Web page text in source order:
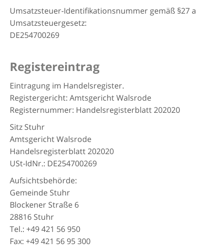
Umsatzsteuer-Identifikationsnummer gemäß §27 a
Umsatzsteuergesetz:
DE254700269
Registereintrag
Eintragung im Handelsregister.
Registergericht: Amtsgericht Walsrode
Registernummer: Handelsregisterblatt 202020
Sitz Stuhr
Amtsgericht Walsrode
Handelsregisterblatt 202020
USt-IdNr.: DE254700269
Aufsichtsbehörde:
Gemeinde Stuhr
Blockener Straße 6
28816 Stuhr
Tel.: +49 421 56 950
Fax: +49 421 56 95 300